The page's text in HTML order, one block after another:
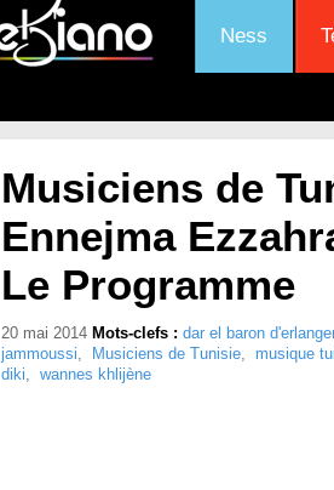
Ness
Musiciens de
Ennejma
Le Programme
20 mai 2014 Mots-clefs : dar el baron d'erlanger
jammoussi, Musiciens de Tunisie, musique
diki, wannes khlijène